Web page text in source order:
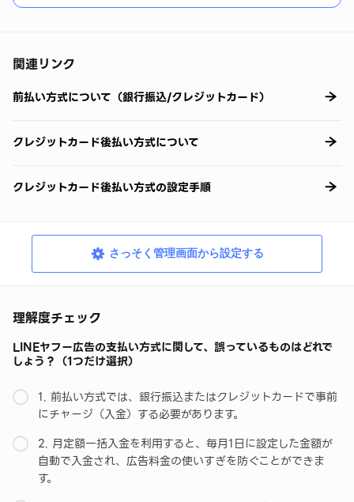
関連リンク
前払い方式について（銀行振込/クレジットカード）
クレジットカード後払い方式について
クレジットカード後払い方式の設定手順
さっそく管理画面から設定する
理解度チェック
LINEヤフー広告の支払い方式に関して、誤っているものはどれで
しょう？（1つだけ選択）
1. 前払い方式では、銀行振込またはクレジットカードで事前
にチャージ（入金）する必要があります。
2. 月定額一括入金を利用すると、毎月1日に設定した金額が
自動で入金され、広告料金の使いすぎを防ぐことができま
す。